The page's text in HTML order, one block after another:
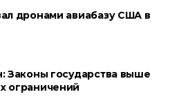
дронами авиабазу США в
Законы государства выше
ограничений